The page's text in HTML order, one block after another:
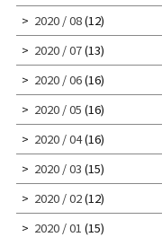
2020 / 08(12)
2020 / 07(13)
2020 / 06(16)
2020 / 05 (16)
2020 / 04(16)
2020 / 03 (15)
2020 / 02(12)
2020 / 01 (15)